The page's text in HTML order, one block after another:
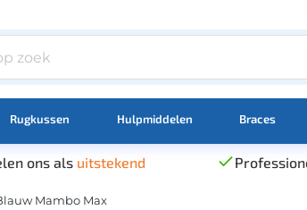
Rugkussen Hulpmiddelen Braces
ons als uitstekend
Mambo Max